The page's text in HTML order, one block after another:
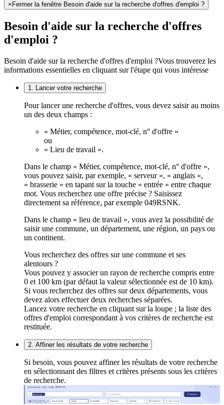
× Fermer la fenêtre Besoin d'aide sur la recherche d'offres d'emploi ?
Besoin d'aide sur la recherche d'offres
d'emploi ?
Besoin d'aide sur la recherche d'offres d'emploi ?Vous trouverez les
informations essentielles en cliquant sur l'étape qui vous intéresse
1. Lancer votre recherche
Pour lancer une recherche d'offres, vous devez saisir au moins
un des deux champs :
« Métier, compétence, mot-clé, n° d'offre »
ou
« Lieu de travail ».
Dans le champ « Métier, compétence, mot-clé, n° d'offre »,
vous pouvez saisir, par exemple, « serveur », « anglais »,
« brasserie » en tapant sur la touche « entrée » entre chaque
mot. Vous recherchez une offre précise ? Saisissez
directement sa référence, par exemple 049RSNK.
Dans le champ « lieu de travail », vous avez la possibilité de
saisir une commune, un département, une région, un pays ou
un continent.
Vous recherchez des offres sur une commune et ses
alentours ?
Vous pouvez y associer un rayon de recherche compris entre
0 et 100 km (par défaut la valeur sélectionnée est de 10 km).
Si vous recherchez des offres sur deux départements, vous
devez alors effectuer deux recherches séparées.
Lancez votre recherche en cliquant sur la loupe ; la liste des
offres d'emploi correspondant à vos critères de recherche est
restituée.
2. Affiner les résultats de votre recherche
Si besoin, vous pouvez affiner les résultats de votre recherche
en sélectionnant des filtres et critères présents sous les critères
de recherche.